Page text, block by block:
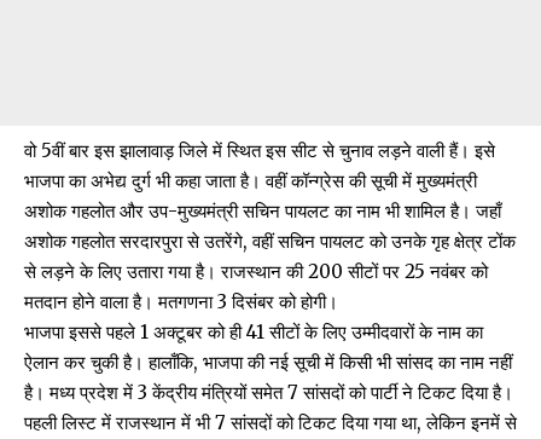
वो 5वीं बार इस झालावाड़ जिले में स्थित इस सीट से चुनाव लड़ने वाली हैं। इसे
भाजपा का अभेद्य दुर्ग भी कहा जाता है। वहीं कॉन्ग्रेस की सूची में मुख्यमंत्री
अशोक गहलोत और उप-मुख्यमंत्री सचिन पायलट का नाम भी शामिल है। जहाँ
अशोक गहलोत सरदारपुरा से उतरेंगे, वहीं सचिन पायलट को उनके गृह क्षेत्र टोंक
से लड़ने के लिए उतारा गया है। राजस्थान की 200 सीटों पर 25 नवंबर को
मतदान होने वाला है। मतगणना 3 दिसंबर को होगी।
भाजपा इससे पहले 1 अक्टूबर को ही 41 सीटों के लिए उम्मीदवारों के नाम का
ऐलान कर चुकी है। हालाँकि, भाजपा की नई सूची में किसी भी सांसद का नाम नहीं
है। मध्य प्रदेश में 3 केंद्रीय मंत्रियों समेत 7 सांसदों को पार्टी ने टिकट दिया है।
पहली लिस्ट में राजस्थान में भी 7 सांसदों को टिकट दिया गया था, लेकिन इनमें से